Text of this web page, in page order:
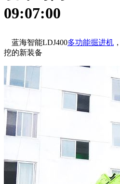
09:07:00
蓝海智能LDJ400多功能掘进机
挖的新装备